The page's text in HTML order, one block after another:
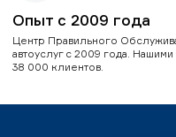
Опыт с 2009 года
Центр Правильного
автоуслуг с 2009 года.
38 000 клиентов.